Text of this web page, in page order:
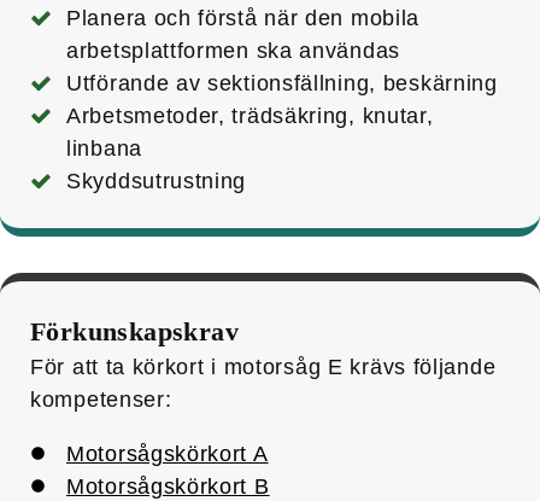
Planera och förstå när den mobila
arbetsplattformen ska användas
Utförande av sektionsfällning, beskärning
Arbetsmetoder, trädsäkring, knutar,
linbana
Skyddsutrustning
Förkunskapskrav
För att ta körkort i motorsåg E krävs följande
kompetenser:
Motorsågskörkort A
Motorsågskörkort B